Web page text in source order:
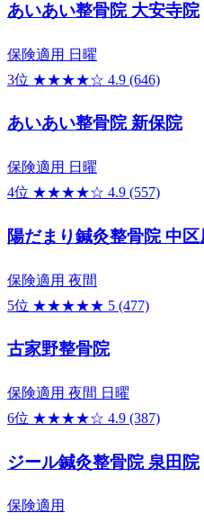
あいあい整骨院 大安寺院
保険適用 日曜
3位 ★★★★☆ 4.9 (646)
あいあい整骨院 新保院
保険適用 日曜
4位 ★★★★☆ 4.9 (557)
陽だまり鍼灸整骨院 中
保険適用 夜間
5位 ★★★★★ 5 (477)
古家野整骨院
保険適用 夜間 日曜
6位 ★★★★☆ 4.9 (387)
ジール鍼灸整骨院 泉田院
保険適用